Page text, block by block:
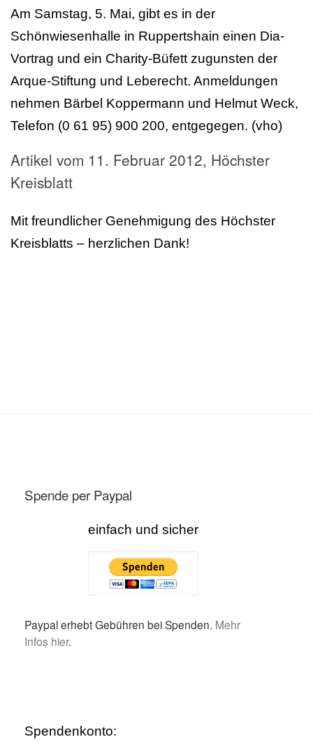
Am Samstag, 5. Mai, gibt es in der
Schönwiesenhalle in Ruppertshain einen Dia-
Vortrag und ein Charity-Büfett zugunsten der
Arque-Stiftung und Leberecht. Anmeldungen
nehmen Bärbel Koppermann und Helmut Weck,
Telefon (0 61 95) 900 200, entgegegen. (vho)
Artikel vom 11. Februar 2012, Höchster
Kreisblatt
Mit freundlicher Genehmigung des Höchster
Kreisblatts – herzlichen Dank!
Spende per Paypal
einfach und sicher
Paypal erhebt Gebühren bei Spenden. Mehr
Infos hier.
Spendenkonto: